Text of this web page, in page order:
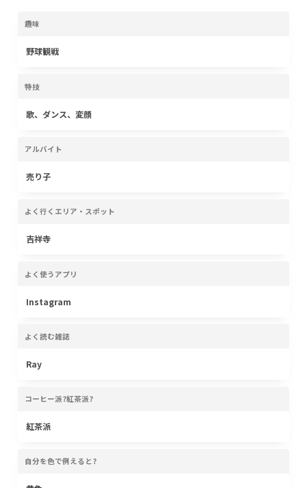
趣味
野球観戦
特技
歌、ダンス、変顔
アルバイト
売り子
よく行くエリア・スポット
吉祥寺
よく使うアプリ
Instagram
よく読む雑誌
Ray
コーヒー派?紅茶派?
紅茶派
自分を色で例えると?